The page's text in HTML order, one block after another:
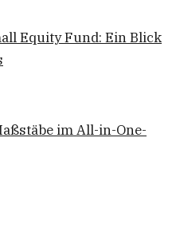
Equity Fund: Ein Blick
im All-in-One-